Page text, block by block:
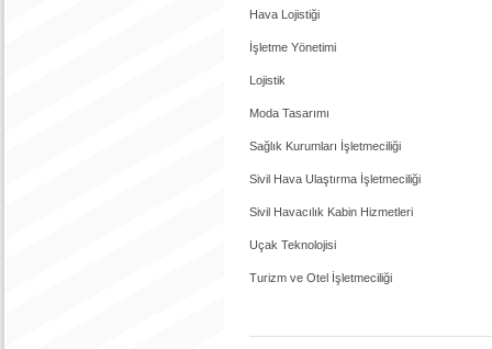
Hava Lojistiği
İşletme Yönetimi
Lojistik
Moda Tasarımı
Sağlık Kurumları İşletmeciliği
Sivil Hava Ulaştırma İşletmeciliği
Sivil Havacılık Kabin Hizmetleri
Uçak Teknolojisi
Turizm ve Otel İşletmeciliği